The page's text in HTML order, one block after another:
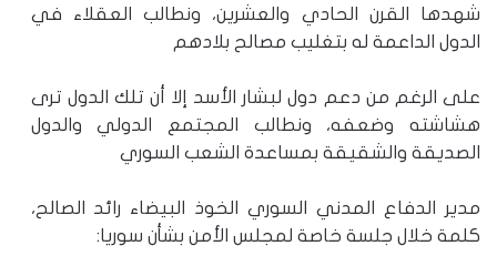
شهدها القرن الحادي والعشرين، ونطالب العقلاء في
الدول الداعمة له بتغليب مصالح بلادهم
على الرغم من دعم دول لبشار الأسد إلا أن تلك الدول ترى
هشاشته وضعفه، ونطالب المجتمع الدولي والدول
الصديقة والشقيقة بمساعدة الشعب السوري
مدير الدفاع المدني السوري الخوذ البيضاء رائد الصالح،
كلمة خلال جلسة خاصة لمجلس الأمن بشأن سوريا: